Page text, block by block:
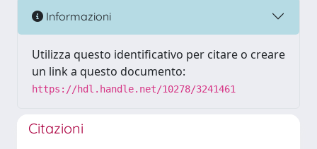
Informazioni
Utilizza questo identificativo per citare o creare
un link a questo documento:
https://hdl.handle.net/10278/3241461
Citazioni